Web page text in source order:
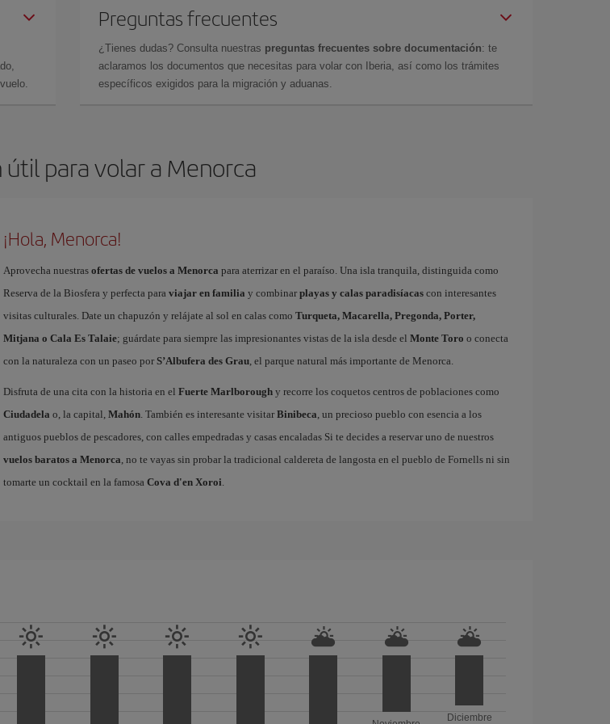
Preguntas frecuentes
¿Tienes dudas? Consulta nuestras preguntas frecuentes sobre documentación: te
aclaramos los documentos que necesitas para volar con Iberia, así como los trámites
específicos exigidos para la migración y aduanas.
para volar a Menorca
¡Hola, Menorca!
Aprovecha nuestras ofertas de vuelos a Menorca para aterrizar en el paraíso. Una isla tranquila, distinguida como
Reserva de la Biosfera y perfecta para viajar en familia y combinar playas y calas paradisíacascon interesantes
visitas culturales. Date un chapuzón y relájate al sol en calas como Turqueta, Macarella, Pregonda, Porter,
Mitjana o Cala Es Talaie; guárdate para siempre las impresionantes vistas de la isla desde el Monte Toro o conecta
con la naturaleza con un paseo por S’Albufera des Grau, el parque natural más importante de Menorca.
Disfruta de una cita con la historia en el Fuerte Marlboroughy recorre los coquetos centros de poblaciones como
Ciudadela o, la capital, Mahón. También es interesante visitar Binibeca, un precioso pueblo con esencia a los
antiguos pueblos de pescadores, con calles empedradas y casas encaladas Si te decides a reservar uno de nuestros
vuelos baratos a Menorca, no te vayas sin probar la tradicional caldereta de langosta en el pueblo de Fornells ni sin
tomarte un cocktail en la famosa Cova d'en Xoroi.
Diciembre